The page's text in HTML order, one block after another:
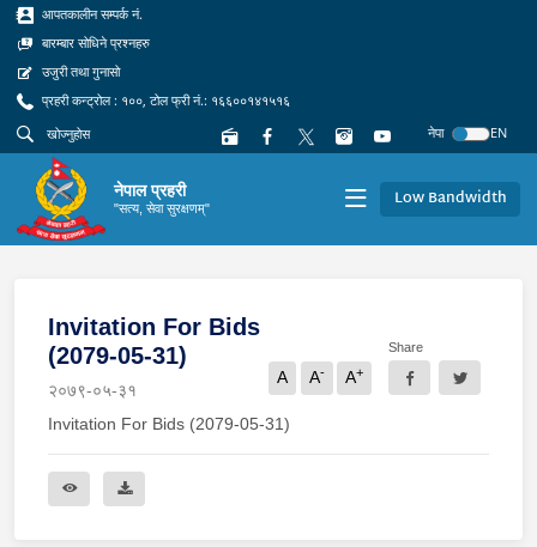
आपतकालीन सम्पर्क नं.
बारम्बार सोधिने प्रश्नहरु
उजुरी तथा गुनासो
प्रहरी कन्ट्रोल : १००, टोल फ्री नं.: १६६००१४१५१६
नेपा
EN
नेपाल प्रहरी
"सत्य, सेवा सुरक्षणम्" Low Bandwidth
Invitation For Bids
(2079-05-31)
२०७९-०५-३१
A A- A+
Share
Invitation For Bids (2079-05-31)